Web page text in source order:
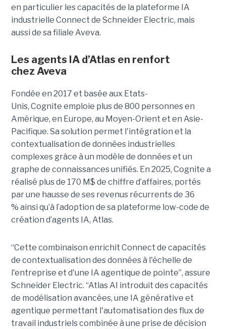
en particulier les capacités de la plateforme IA
industrielle Connect de Schneider Electric, mais
aussi de sa filiale Aveva.
Les agents IA d’Atlas en renfort
chez Aveva
Fondée en 2017 et basée aux Etats-
Unis, Cognite emploie plus de 800 personnes en
Amérique, en Europe, au Moyen-Orient et en Asie-
Pacifique. Sa solution permet l'intégration et la
contextualisation de données industrielles
complexes grâce à un modèle de données et un
graphe de connaissances unifiés. En 2025, Cognite a
réalisé plus de 170 M$ de chiffre d’affaires, portés
par une hausse de ses revenus récurrents de 36
% ainsi qu’à l’adoption de sa plateforme low-code de
création d’agents IA, Atlas.
“Cette combinaison enrichit Connect de capacités
de contextualisation des données à l'échelle de
l'entreprise et d'une IA agentique de pointe”, assure
Schneider Electric. “Atlas AI introduit des capacités
de modélisation avancées, une IA générative et
agentique permettant l'automatisation des flux de
travail industriels combinée à une prise de décision